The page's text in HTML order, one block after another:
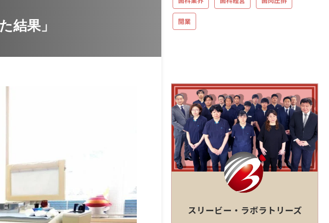
結果」 開業
スリービー・ラボラトリーズ